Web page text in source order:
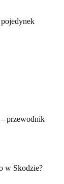
przewodnik
w Skodzie?